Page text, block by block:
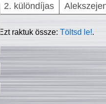
2. különdíjas
Ezt raktuk össze:Töltsd le!.